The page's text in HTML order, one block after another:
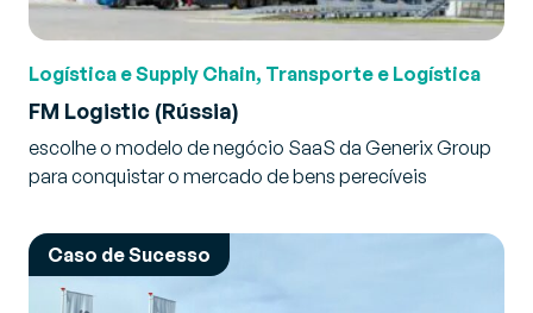
Logística e Supply Chain, Transporte e Logística
FM Logistic (Rússia)
escolhe o modelo de negócio SaaS da Generix Group
para conquistar o mercado de bens perecíveis
Caso de Sucesso